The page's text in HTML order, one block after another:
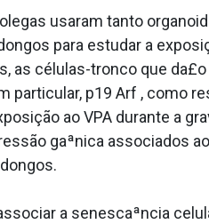
usaram tanto
para estudar a
as células-tronco que
particular, p19 Arf , como
ao VPA durante a
gaªnica associados
a senescaªncia